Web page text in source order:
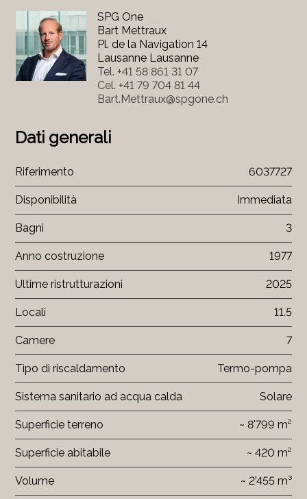
SPG One
Bart Mettraux
Pl. de la Navigation 14
Lausanne Lausanne
Tel. +41 58 861 31 07
Cel. +41 79 704 81 44
Bart.Mettraux@spgone.ch
Dati generali
Riferimento 6037727
Disponibilità Immediata
Bagni 3
Anno costruzione 1977
Ultime ristrutturazioni 2025
Locali 11.5
Camere 7
Tipo di riscaldamento Termo-pompa
Sistema sanitario ad acqua calda Solare
Superficie terreno ~ 8'799 m²
Superficie abitabile ~ 420 m²
Volume ~ 2'455 m³